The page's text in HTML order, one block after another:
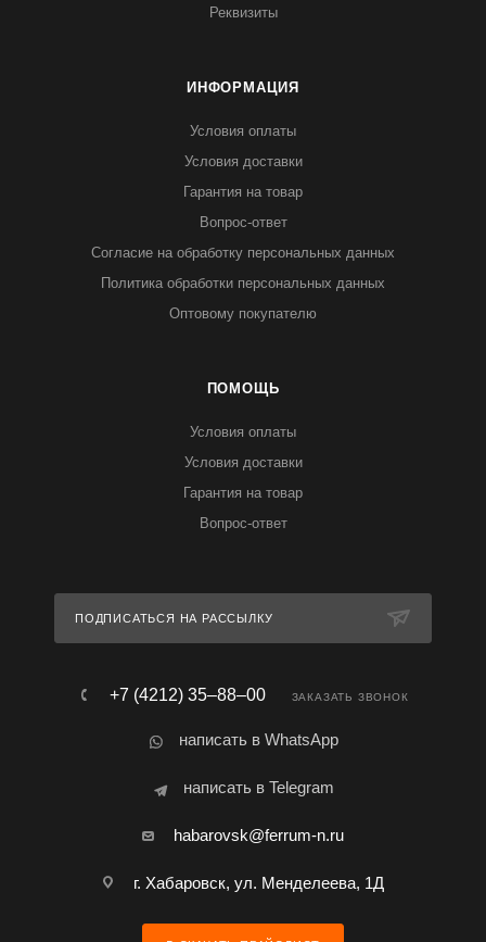
Реквизиты
ИНФОРМАЦИЯ
Условия оплаты
Условия доставки
Гарантия на товар
Вопрос-ответ
Согласие на обработку персональных данных
Политика обработки персональных данных
Оптовому покупателю
ПОМОЩЬ
Условия оплаты
Условия доставки
Гарантия на товар
Вопрос-ответ
ПОДПИСАТЬСЯ НА РАССЫЛКУ
+7 (4212) 35‒88‒00 ЗАКАЗАТЬ ЗВОНОК
написать в WhatsApp
написать в Telegram
habarovsk@ferrum-n.ru
г. Хабаровск, ул. Менделеева, 1Д